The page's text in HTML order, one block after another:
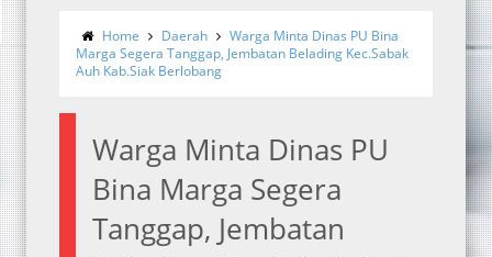
Home Daerah
Warga Minta Dinas PU Bina
Marga Segera Tanggap, Jembatan Belading Kec.Sabak
Auh Kab.Siak Berlobang
Warga Minta Dinas PU
Bina Marga Segera
Tanggap, Jembatan